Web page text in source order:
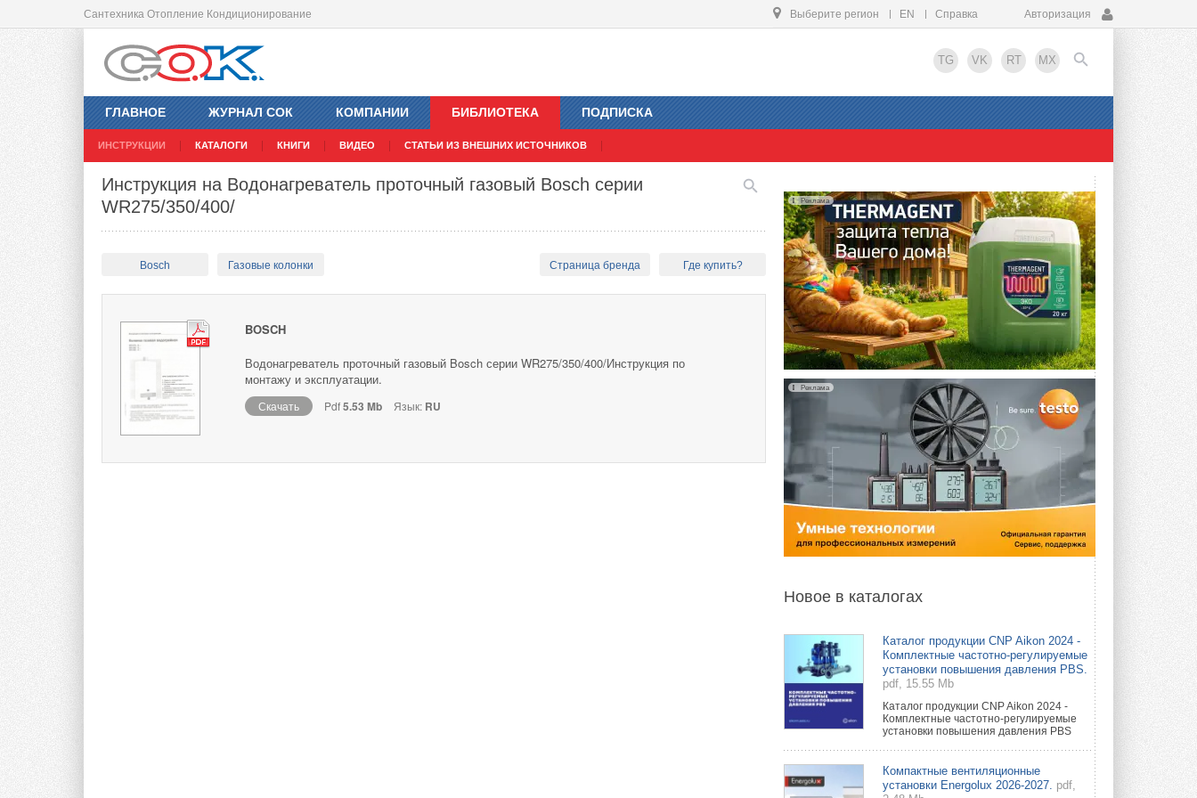
Сантехника Отопление Кондиционирование Выберите регион EN Справка Авторизация
TG VK RT MX
ГЛАВНОЕ ЖУРНАЛ СОК КОМПАНИИ БИБЛИОТЕКА
ИНСТРУКЦИИ КАТАЛОГИ КНИГИ ВИДЕО СТАТЬИ ИЗ ВНЕШНИХ ИСТОЧНИКОВ
ПОДПИСКА
EN
Инструкция на Водонагреватель проточный газовый Bosch серии
WR275/350/400/
Bosch Газовые колонки Страница бренда Где купить?
BOSCH
Водонагреватель проточный газовый Bosch серии WR275/350/400/Инструкция по
монтажу и эксплуатации.
Скачать Pdf5.53 Mb Язык: RU
Реклама
Реклама
Новое в каталогах
Каталог продукции CNP Aikon 2024 -
Комплектные частотно-регулируемые
установки повышения давления PBS.
pdf, 15.55 Mb
Каталог продукции CNP Aikon 2024 -
Комплектные частотно-регулируемые
установки повышения давления PBS
Компактные вентиляционные
установки Energolux 2026-2027. pdf,